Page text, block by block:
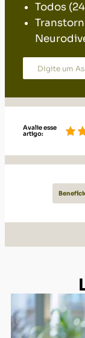
Todos
Avalie esse
artigo: